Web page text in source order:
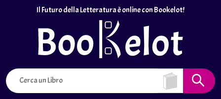
Il Futuro della Letteratura è online con Bookelot!